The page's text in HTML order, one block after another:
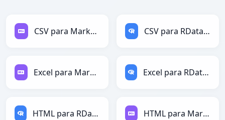
CSV para Markdown CSV para RDataFrame
Excel para Markdown Excel para RDataFrame
HTML para RDataFrame HTML para Markdown